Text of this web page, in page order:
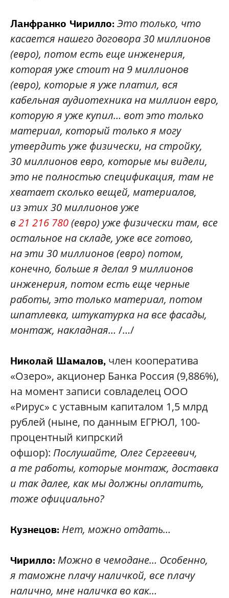
Ланфранко Чирилло:Это только, что
касается нашего договора 30 миллионов
(евро), потом есть еще инженерия,
которая уже стоит на 9 миллионов
(евро), которые я уже платил, вся
кабельная аудиотехника на миллион евро,
которую я уже купил… вот это только
материал, который только я могу
утвердить уже физически, на стройку,
30 миллионов евро, которые мы видели,
это не полностью спецификация, там не
хватает сколько вещей, материалов,
из этих 30 миллионов уже
в21 216 780(евро) уже физически там, все
остальное на складе, уже все готово,
на эти 30 миллионов (евро) потом,
конечно, больше я делал 9 миллионов
инженерия, потом есть еще черные
работы, это только материал, потом
шпатлевка, штукатурка на все фасады,
монтаж, накладная… /…/
Николай Шамалов, член кооператива
«Озеро», акционер Банка Россия (9,886%),
на момент записи совладелец ООО
«Рирус» с уставным капиталом 1,5 млрд
рублей (ныне, по данным ЕГРЮЛ, 100-
процентный кипрский
офшор): Послушайте, Олег Сергеевич,
а те работы, которые монтаж, доставка
и так далее, как мы должны оплатить,
тоже официально?
Кузнецов: Нет, можно отдать…
Чирилло: Можно в чемодане… Особенно,
я таможне плачу наличкой, все плачу
налично, мне наличка во как…